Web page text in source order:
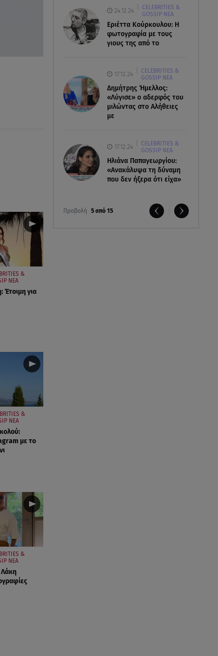
24.12.24
CELEBRITIES &
GOSSIP ΝΕΑ
Εριέττα Κούρκουλου: Η
φωτογραφία με τους
γιους της από το
17.12.24
CELEBRITIES &
GOSSIP ΝΕΑ
Δημήτρης Ήμελλος:
«Λύγισε» ο αδερφός του
μιλώντας στο Αλήθειες
με
17.12.24
CELEBRITIES &
GOSSIP ΝΕΑ
Ηλιάνα Παπαγεωργίου:
«Ανακάλυψα τη δύναμη
που δεν ήξερα ότι είχα»
Προβολή 5 από 15
&
ΝΕΑ
Έτοιμη για
&
ΝΕΑ
με το
&
ΝΕΑ
Λάκη